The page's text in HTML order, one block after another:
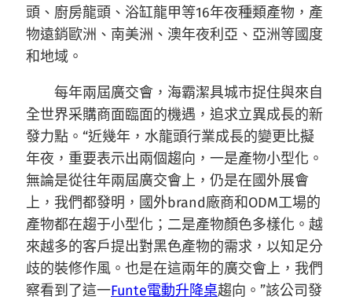
頭、廚房龍頭、浴缸龍甲等16年夜種類產物，產
物遠銷歐洲、南美洲、澳年夜利亞、亞洲等國度
和地域。
每年兩屆廣交會，海霸潔具城市捉住與來自
全世界采購商面臨面的機遇，追求立異成長的新
發力點。“近幾年，水龍頭行業成長的變更比擬
年夜，重要表示出兩個趨向，一是產物小型化。
無論是從往年兩屆廣交會上，仍是在國外展會
上，我們都發明，國外brand廠商和ODM工場的
產物都在趨于小型化；二是產物顏色多樣化。越
來越多的客戶提出對黑色產物的需求，以知足分
歧的裝修作風。也是在這兩年的廣交會上，我們
察看到了這一Funte電動升降桌趨向。”該公司發